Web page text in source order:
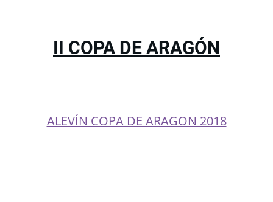
II COPA DE ARAGÓN
ALEVÍN COPA DE ARAGON 2018